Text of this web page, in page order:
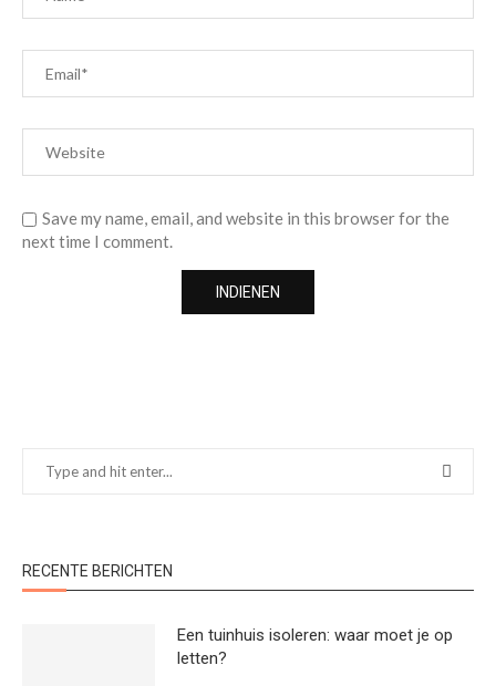
Save my name, email, and website in this browser for the
next time I comment.
RECENTE BERICHTEN
Een tuinhuis isoleren: waar moet je op
letten?